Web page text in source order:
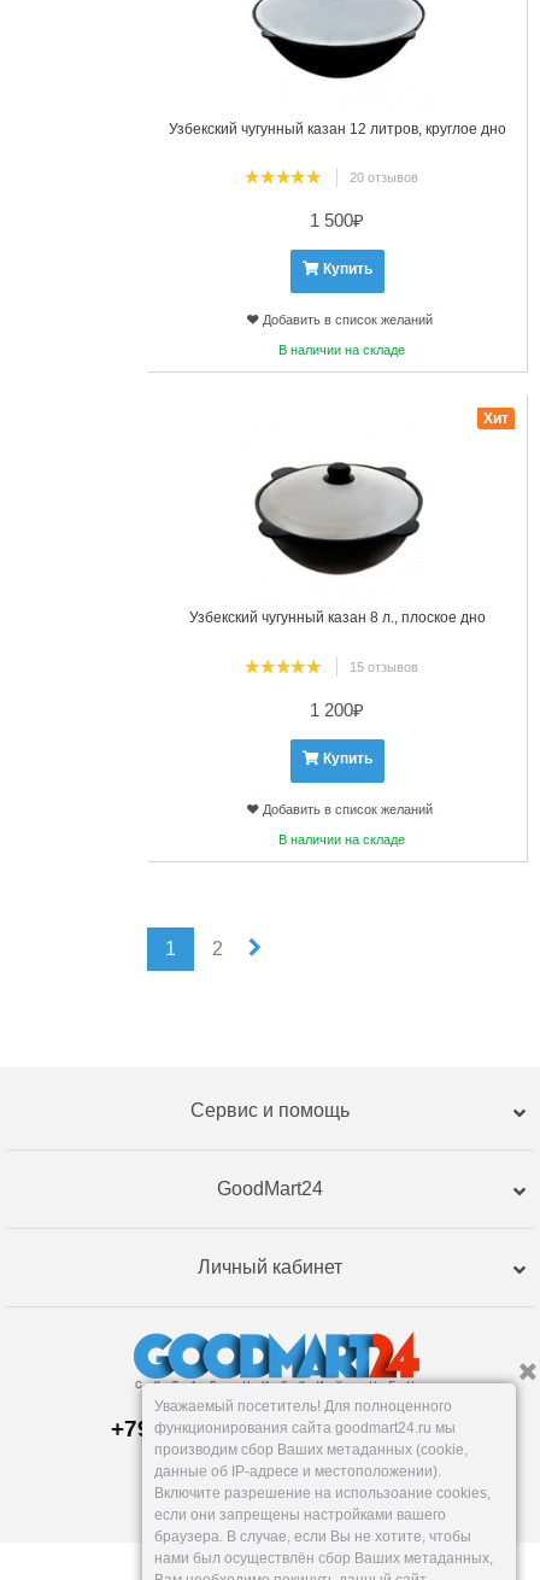
Узбекский чугунный казан 12 литров, круглое дно
20 отзывов
1 500₽
Купить
Добавить в список желаний
В наличии на складе
Узбекский чугунный казан 8 л., плоское дно
15 отзывов
Хит
1 200₽
Купить
Добавить в список желаний
В наличии на складе
1 2
Сервис и помощь
GoodMart24
Личный кабинет
+79120359762, +79120359761
Пункт выдачи:
Пермь ,Бригадирская, 16
Пн-Пт: 9-18:30, Сб: 10-16, Вс: вых.
info@goodmart24.ru
Уважаемый посетитель! Для полноценного
функционирования сайта goodmart24.ru мы
производим сбор Ваших метаданных (cookie,
данные об IP-адресе и местоположении).
Включите разрешение на использоание cookies,
если они запрещены настройками вашего
браузера. В случае, если Вы не хотите, чтобы
нами был осуществлён сбор Ваших метаданных,